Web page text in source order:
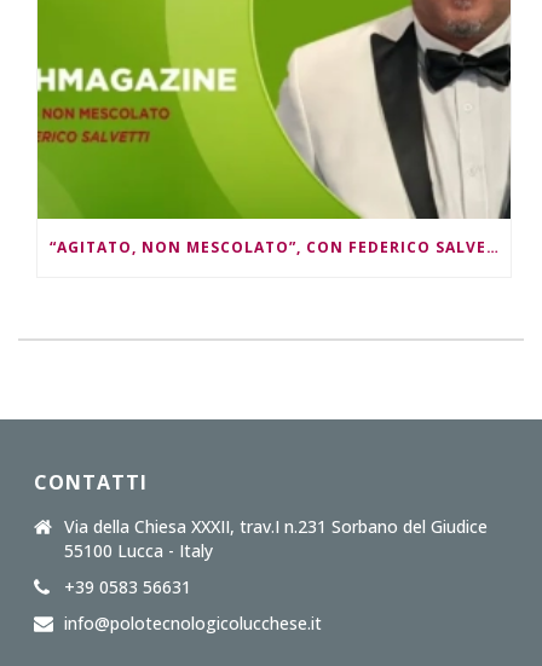
“AGITATO, NON MESCOLATO”, CON FEDERICO SALVETTI
CONTATTI
Via della Chiesa XXXII, trav.I n.231 Sorbano del Giudice
55100 Lucca - Italy
+39 0583 56631
info@polotecnologicolucchese.it